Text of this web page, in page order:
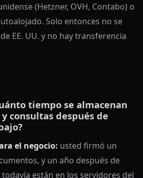
(Hetzner, OVH, Contabo) o
Solo entonces no se
EE. UU. y no hay transferencia
tiempo se almacenan
consultas después de
el negocio: usted firmó un
y un año después de
están en los servidores del